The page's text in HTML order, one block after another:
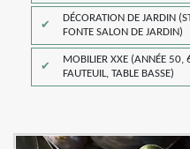
DÉCORATION DE JARDIN
FONTE SALON DE JARDIN)
MOBILIER XXE (ANNÉE
FAUTEUIL, TABLE BASSE)